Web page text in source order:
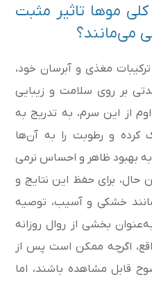
موها تاثیر مثبت
می‌مانند؟
مغذی و آبرسان خود،
بر روی سلامت و زیبایی
از این سرم، به تدریج به
و رطوبت را به آن‌ها
بهبود ظاهر و احساس نرمی
حال، برای حفظ این نتایج و
خشکی و آسیب، توصیه
بخشی از روال روزانه
اگرچه ممکن است پس از
قابل مشاهده باشند، اما